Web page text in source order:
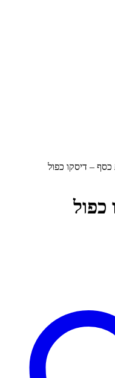
– דיסקו כפול